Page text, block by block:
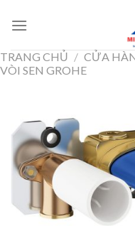
TRANG CHỦ / CỬA
VÒI SEN GROHE